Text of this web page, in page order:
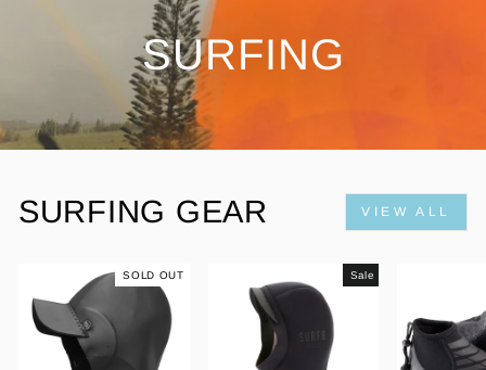
SURFING
SURFING GEAR VIEW ALL
SOLD OUT Sale